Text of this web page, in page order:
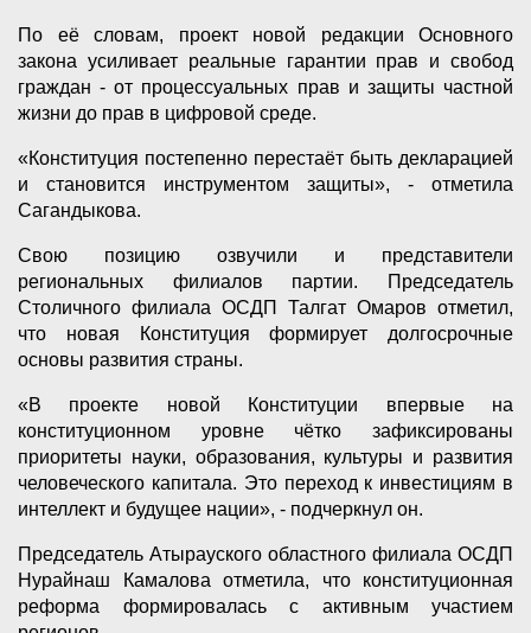
По её словам, проект новой редакции Основного
закона усиливает реальные гарантии прав и свобод
граждан - от процессуальных прав и защиты частной
жизни до прав в цифровой среде.
«Конституция постепенно перестаёт быть декларацией
и становится инструментом защиты», - отметила
Сагандыкова.
Свою позицию озвучили и представители
региональных филиалов партии. Председатель
Столичного филиала ОСДП Талгат Омаров отметил,
что новая Конституция формирует долгосрочные
основы развития страны.
«В проекте новой Конституции впервые на
конституционном уровне чётко зафиксированы
приоритеты науки, образования, культуры и развития
человеческого капитала. Это переход к инвестициям в
интеллект и будущее нации», - подчеркнул он.
Председатель Атырауского областного филиала ОСДП
Нурайнаш Камалова отметила, что конституционная
реформа формировалась с активным участием